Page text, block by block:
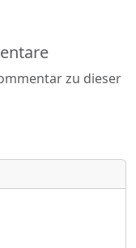
zu dieser